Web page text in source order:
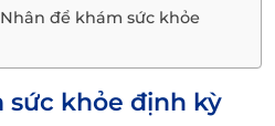
để khám sức khỏe
sức khỏe định kỳ